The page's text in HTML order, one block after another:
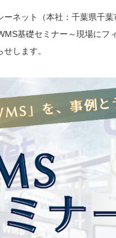
ネット（本社：千葉県千
基礎セミナー～現場にフ
します。